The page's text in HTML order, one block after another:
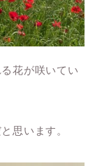
花が咲いてい
思います。